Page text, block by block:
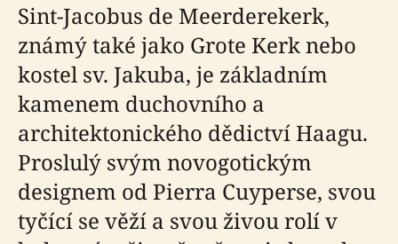
Sint-Jacobus de Meerderekerk,
známý také jako Grote Kerk nebo
kostel sv. Jakuba, je základním
kamenem duchovního a
architektonického dědictví Haagu.
Proslulý svým novogotickým
designem od Pierra Cuyperse, svou
tyčící se věží a svou živou rolí v